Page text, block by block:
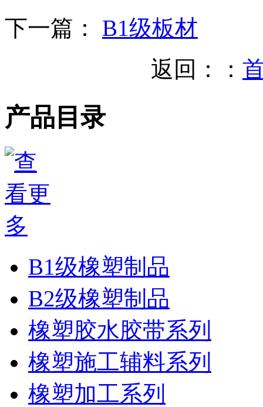
下一篇： B1级板材
返回：：
产品目录
B1级橡塑制品
B2级橡塑制品
橡塑胶水胶带系列
橡塑施工辅料系列
橡塑加工系列